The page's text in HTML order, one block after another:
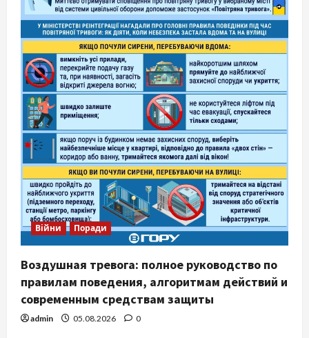
Війни Поради
Воздушная тревога: полное руководство по
правилам поведения, алгоритмам действий и
современным средствам защиты
admin 05.08.2026 0